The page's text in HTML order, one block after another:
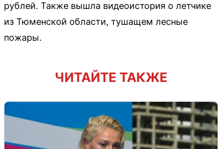
рублей. Также вышла видеоистория о летчике
из Тюменской области, тушащем лесные
пожары.
ЧИТАЙТЕ ТАКЖЕ